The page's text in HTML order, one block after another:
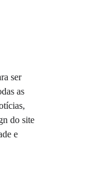
ser
as
do site
e